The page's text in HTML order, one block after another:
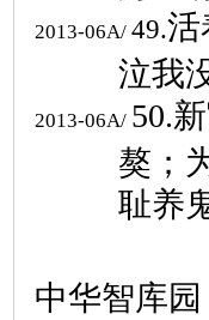
2013-06A/ 49.活
泣我
2013-06A/ 50.
獒；
耻养
中华智库园